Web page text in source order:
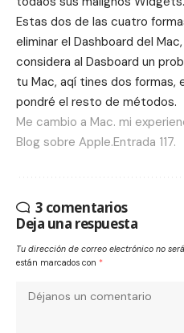
Estas dos de las cuatro
eliminar el Dashboard del
considera al Dasboard un
tu Mac, aqí tines dos formas,
pondré el resto de métodos.
Me cambio a Mac. mi
Blog sobre Apple.Entrada 117.
3 comentarios
Deja una respuesta
Tu dirección de correo electrónico no
están marcados con *